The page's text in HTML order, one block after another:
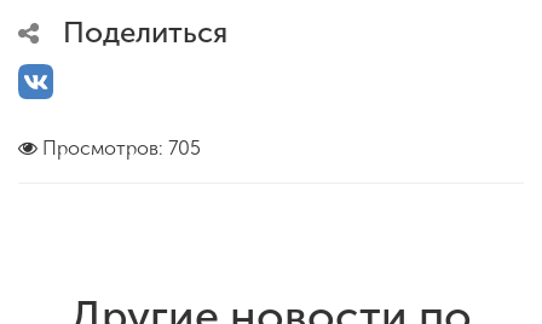
Поделиться
Просмотров: 705